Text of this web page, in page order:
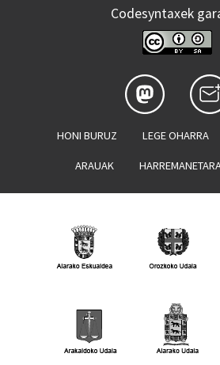
Codesyntaxek
HONI BURUZ LEGE OHARRA
ARAUAK